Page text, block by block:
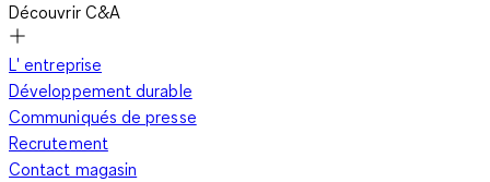
Découvrir C&A
L' entreprise
Développement durable
Communiqués de presse
Recrutement
Contact magasin